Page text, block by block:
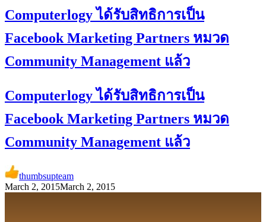
Computerlogy ได้รับสิทธิการเป็น
Facebook Marketing Partners หมวด
Community Management แล้ว
Computerlogy ได้รับสิทธิการเป็น
Facebook Marketing Partners หมวด
Community Management แล้ว
thumbsupteam
March 2, 2015March 2, 2015